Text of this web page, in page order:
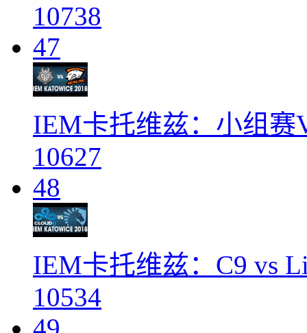
10738
47
IEM卡托维兹：小组赛
10627
48
IEM卡托维兹：C9 vs
10534